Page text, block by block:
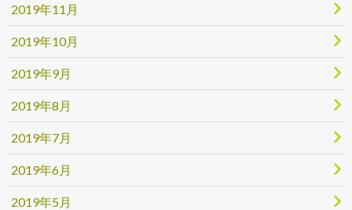
2019年11月
2019年10月
2019年9月
2019年8月
2019年7月
2019年6月
2019年5月